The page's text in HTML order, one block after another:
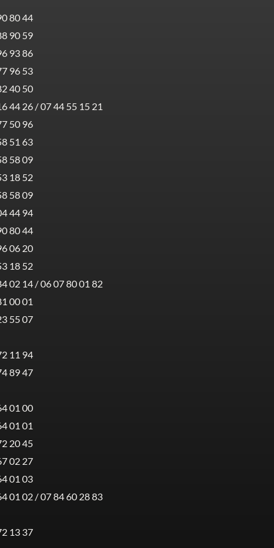
80 44
90 59
93 86
96 53
40 50
44 26 / 07 44 55 15 21
50 96
51 63
58 09
18 52
58 09
44 94
80 44
06 20
18 52
02 14 / 06 07 80 01 82
00 01
55 07
11 94
89 47
01 00
01 01
20 45
02 27
01 03
01 02 / 07 84 60 28 83
13 37